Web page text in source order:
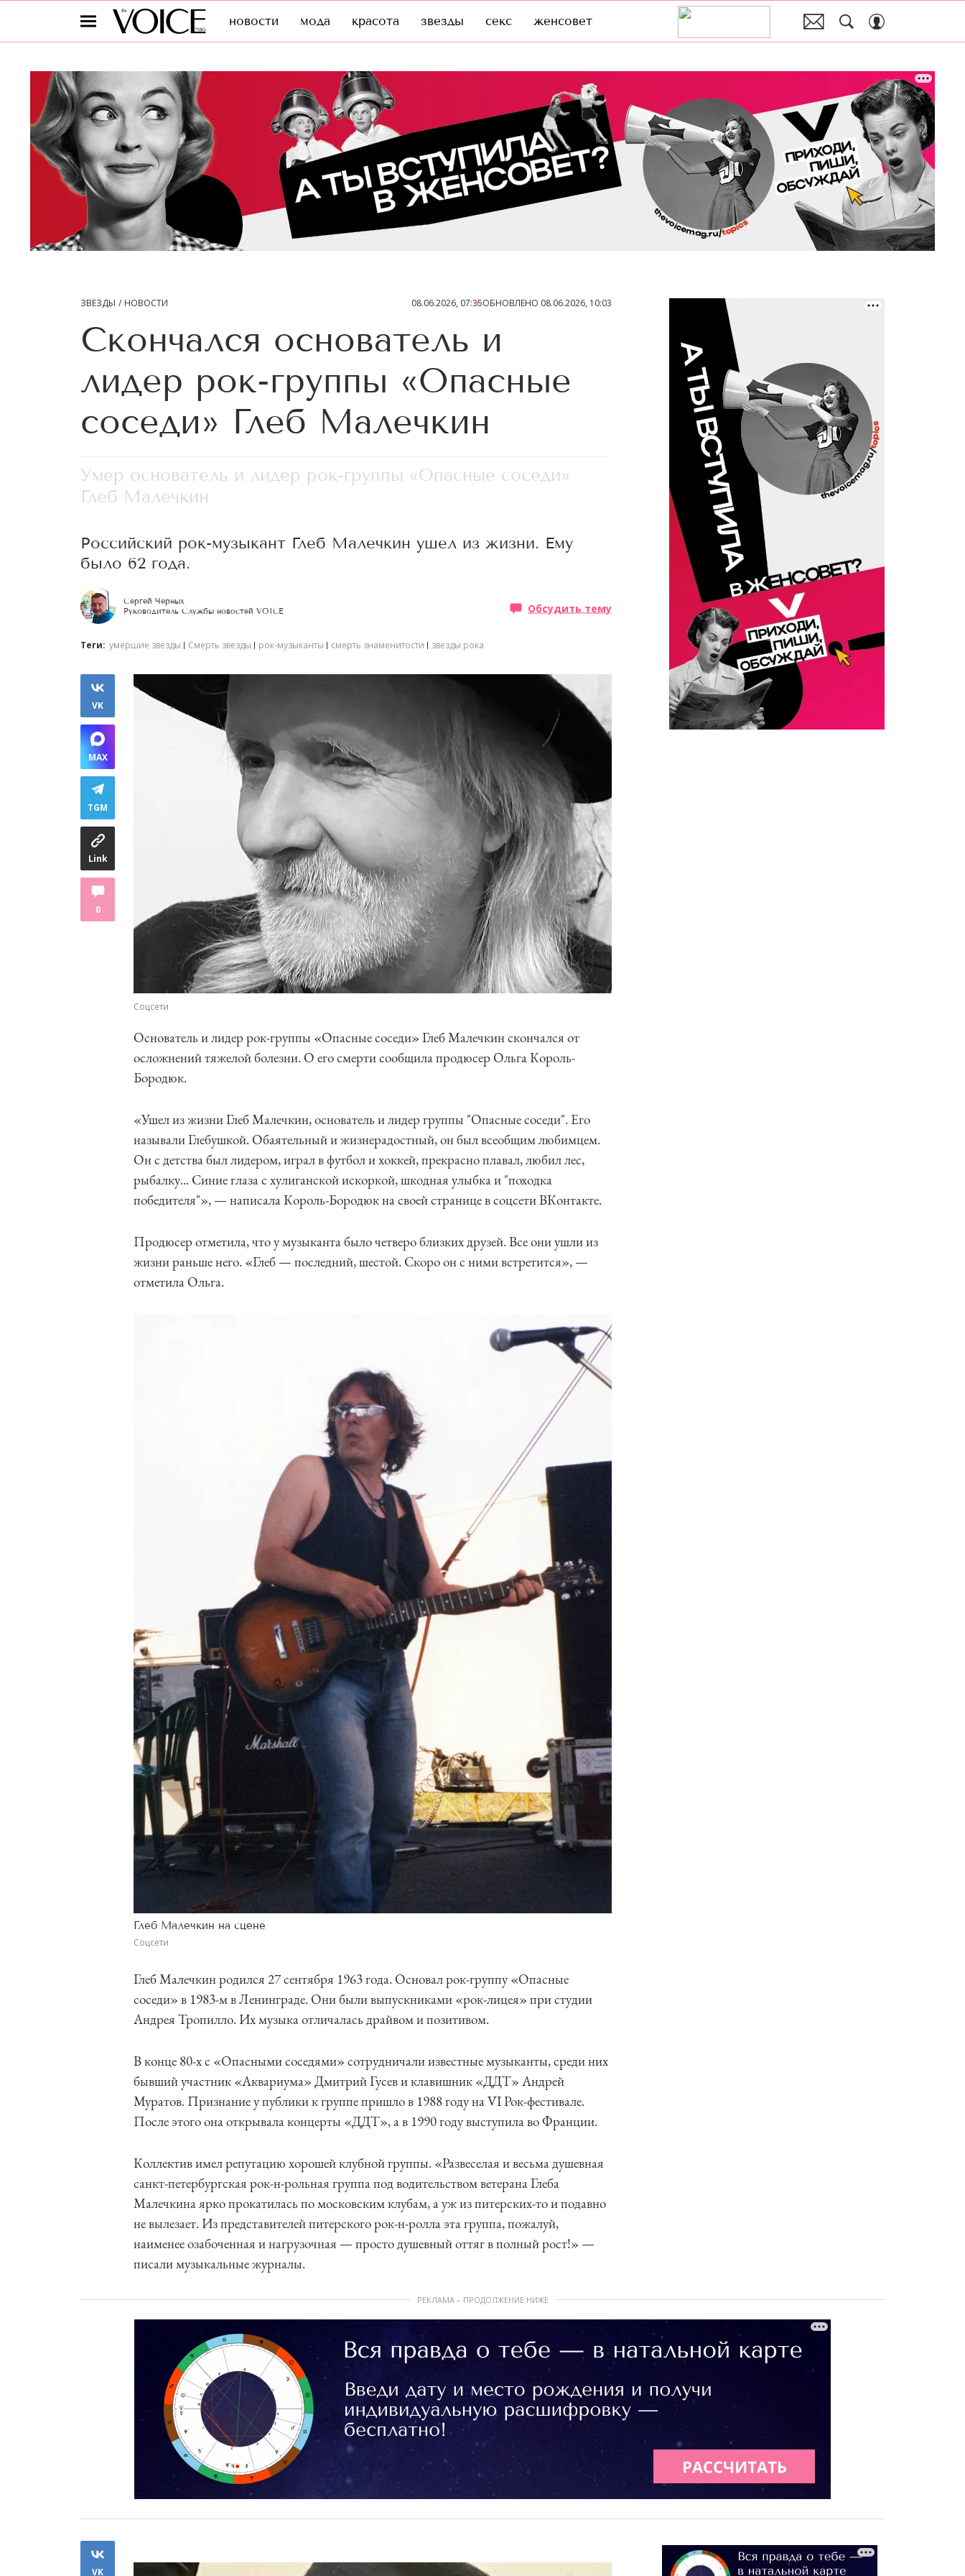
новости мода красота звезды секс женсовет
ЗВЕЗДЫ НОВОСТИ 08.06.2026, 07:35ОБНОВЛЕНО 08.06.2026, 10:03
Скончался основатель и
лидер рок-группы «Опасные
соседи» Глеб Малечкин
Умер основатель и лидер рок-группы «Опасные соседи»
Глеб Малечкин
Российский рок-музыкант Глеб Малечкин ушел из жизни. Ему
было 62 года.
Сергей Черных
Руководитель Службы новостей VOICE
Обсудить тему
Теги: умершие звезды Смерть звезды рок-музыканты смерть знаменитости звезды рока
VK
MAX
TGM
Link
0
Соцсети
Основатель и лидер рок-группы «Опасные соседи» Глеб Малечкин скончался от
осложнений тяжелой болезни. О его смерти сообщила продюсер Ольга Король-
Бородюк.
«Ушел из жизни Глеб Малечкин, основатель и лидер группы "Опасные соседи". Его
называли Глебушкой. Обаятельный и жизнерадостный, он был всеобщим любимцем.
Он с детства был лидером, играл в футбол и хоккей, прекрасно плавал, любил лес,
рыбалку... Синие глаза с хулиганской искоркой, шкодная улыбка и "походка
победителя"», — написала Король-Бородюк на своей странице в соцсети ВКонтакте.
Продюсер отметила, что у музыканта было четверо близких друзей. Все они ушли из
жизни раньше него. «Глеб — последний, шестой. Скоро он с ними встретится», —
отметила Ольга.
Глеб Малечкин на сцене
Соцсети
Глеб Малечкин родился 27 сентября 1963 года. Основал рок-группу «Опасные
соседи» в 1983-м в Ленинграде. Они были выпускниками «рок-лицея» при студии
Андрея Тропилло. Их музыка отличалась драйвом и позитивом.
В конце 80-х с «Опасными соседями» сотрудничали известные музыканты, среди них
бывший участник «Аквариума» Дмитрий Гусев и клавишник «ДДТ» Андрей
Муратов. Признание у публики к группе пришло в 1988 году на VI Рок-фестивале.
После этого она открывала концерты «ДДТ», а в 1990 году выступила во Франции.
Коллектив имел репутацию хорошей клубной группы. «Развеселая и весьма душевная
санкт-петербургская рок-н-рольная группа под водительством ветерана Глеба
Малечкина ярко прокатилась по московским клубам, а уж из питерских-то и подавно
не вылезает. Из представителей питерского рок-н-ролла эта группа, пожалуй,
наименее озабоченная и нагрузочная — просто душевный оттяг в полный рост!» —
писали музыкальные журналы.
РЕКЛАМА – ПРОДОЛЖЕНИЕ НИЖЕ
VK